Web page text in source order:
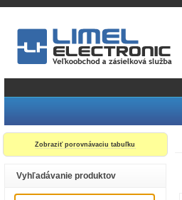
Zobraziť porovnávaciu tabuľku
Vyhľadávanie produktov